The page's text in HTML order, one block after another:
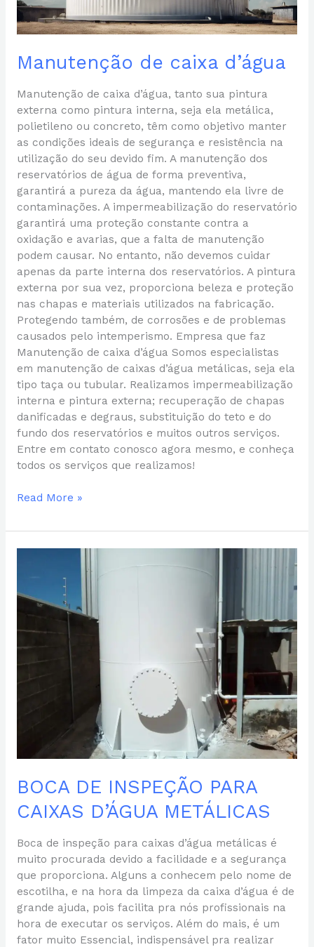
Manutenção de caixa d’água
Manutenção de caixa d’água, tanto sua pintura
externa como pintura interna, seja ela metálica,
polietileno ou concreto, têm como objetivo manter
as condições ideais de segurança e resistência na
utilização do seu devido fim. A manutenção dos
reservatórios de água de forma preventiva,
garantirá a pureza da água, mantendo ela livre de
contaminações. A impermeabilização do reservatório
garantirá uma proteção constante contra a
oxidação e avarias, que a falta de manutenção
podem causar. No entanto, não devemos cuidar
apenas da parte interna dos reservatórios. A pintura
externa por sua vez, proporciona beleza e proteção
nas chapas e materiais utilizados na fabricação.
Protegendo também, de corrosões e de problemas
causados pelo intemperismo. Empresa que faz
Manutenção de caixa d’água Somos especialistas
em manutenção de caixas d’água metálicas, seja ela
tipo taça ou tubular. Realizamos impermeabilização
interna e pintura externa; recuperação de chapas
danificadas e degraus, substituição do teto e do
fundo dos reservatórios e muitos outros serviços.
Entre em contato conosco agora mesmo, e conheça
todos os serviços que realizamos!
Read More »
BOCA DE INSPEÇÃO PARA
CAIXAS D’ÁGUA METÁLICAS
Boca de inspeção para caixas d’água metálicas é
muito procurada devido a facilidade e a segurança
que proporciona. Alguns a conhecem pelo nome de
escotilha, e na hora da limpeza da caixa d’água é de
grande ajuda, pois facilita pra nós profissionais na
hora de executar os serviços. Além do mais, é um
fator muito Essencial, indispensável pra realizar
INSPEÇÃO
PARA
D’ÁGUA
METÁLICAS